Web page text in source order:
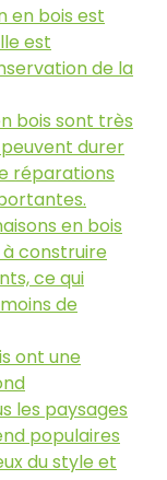
en bois est
est
de la
bois sont très
peuvent durer
réparations
en bois
construire
ce qui
de
ont une
les paysages
populaires
du style et